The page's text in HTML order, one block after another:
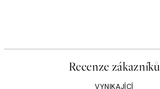
Recenze zákazníků
VYNIKAJÍCÍ